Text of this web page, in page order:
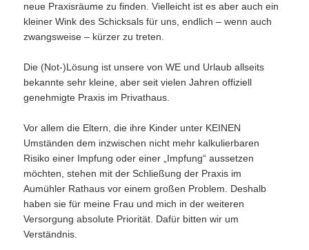
neue Praxisräume zu finden. Vielleicht ist es aber auch ein
kleiner Wink des Schicksals für uns, endlich – wenn auch
zwangsweise – kürzer zu treten.
Die (Not-)Lösung ist unsere von WE und Urlaub allseits
bekannte sehr kleine, aber seit vielen Jahren offiziell
genehmigte Praxis im Privathaus.
Vor allem die Eltern, die ihre Kinder unter KEINEN
Umständen dem inzwischen nicht mehr kalkulierbaren
Risiko einer Impfung oder einer „Impfung“ aussetzen
möchten, stehen mit der Schließung der Praxis im
Aumühler Rathaus vor einem großen Problem. Deshalb
haben sie für meine Frau und mich in der weiteren
Versorgung absolute Priorität. Dafür bitten wir um
Verständnis.